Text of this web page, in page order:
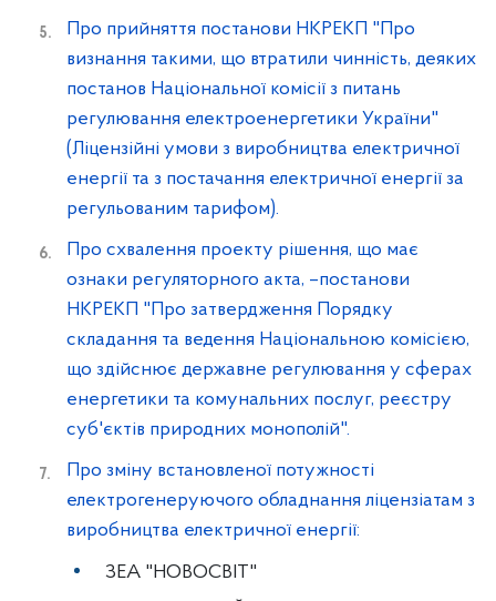
Про прийняття постанови НКРЕКП "Про
визнання такими, що втратили чинність, деяких
постанов Національної комісії з питань
регулювання електроенергетики України"
(Ліцензійні умови з виробництва електричної
енергії та з постачання електричної енергії за
регульованим тарифом).
Про схвалення проекту рішення, що має
ознаки регуляторного акта, –постанови
НКРЕКП "Про затвердження Порядку
складання та ведення Національною комісією,
що здійснює державне регулювання у сферах
енергетики та комунальних послуг, реєстру
суб'єктів природних монополій".
Про зміну встановленої потужності
електрогенеруючого обладнання ліцензіатам з
виробництва електричної енергії:
ЗЕА "НОВОСВІТ"